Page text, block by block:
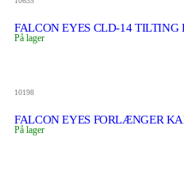
FALCON EYES CLD-14 TILTING
På lager
10198
FALCON EYES FORLÆNGER
På lager